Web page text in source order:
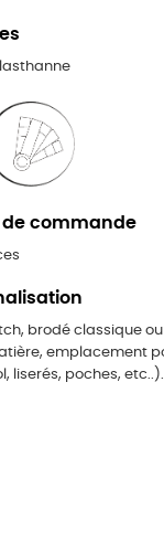
commande
brodé classique ou
emplacement
liserés, poches, etc..).